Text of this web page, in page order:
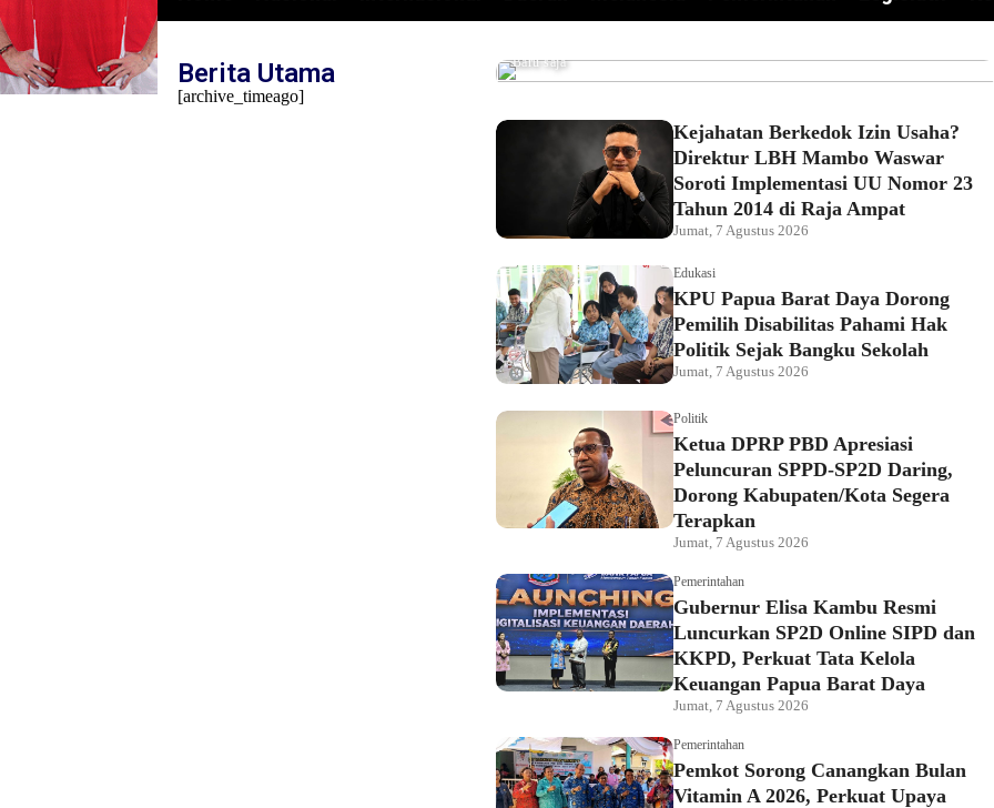
Berita Utama
[archive_timeago]
Baru saja
Kejahatan Berkedok Izin Usaha?
Direktur LBH Mambo Waswar
Soroti Implementasi UU Nomor 23
Tahun 2014 di Raja Ampat
Jumat, 7 Agustus 2026
Edukasi
KPU Papua Barat Daya Dorong
Pemilih Disabilitas Pahami Hak
Politik Sejak Bangku Sekolah
Jumat, 7 Agustus 2026
Politik
Ketua DPRP PBD Apresiasi
Peluncuran SPPD-SP2D Daring,
Dorong Kabupaten/Kota Segera
Terapkan
Jumat, 7 Agustus 2026
Pemerintahan
Gubernur Elisa Kambu Resmi
Luncurkan SP2D Online SIPD dan
KKPD, Perkuat Tata Kelola
Keuangan Papua Barat Daya
Jumat, 7 Agustus 2026
Pemerintahan
Pemkot Sorong Canangkan Bulan
Vitamin A 2026, Perkuat Upaya